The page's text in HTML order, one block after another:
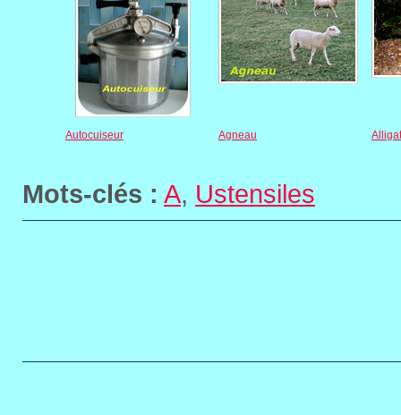
Autocuiseur Agneau
Mots-clés : A, Ustensiles